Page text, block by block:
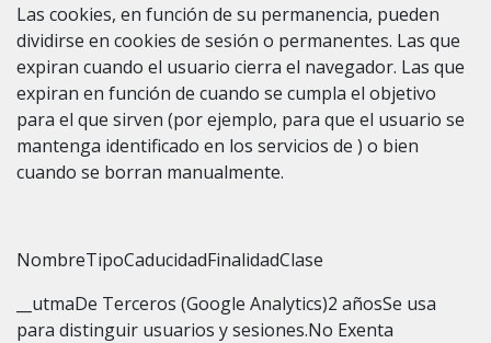
Las cookies, en función de su permanencia, pueden
dividirse en cookies de sesión o permanentes. Las que
expiran cuando el usuario cierra el navegador. Las que
expiran en función de cuando se cumpla el objetivo
para el que sirven (por ejemplo, para que el usuario se
mantenga identificado en los servicios de ) o bien
cuando se borran manualmente.
NombreTipoCaducidadFinalidadClase
__utmaDe Terceros (Google Analytics)2 añosSe usa
para distinguir usuarios y sesiones.No Exenta